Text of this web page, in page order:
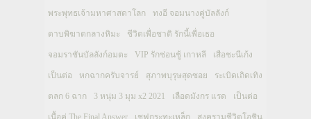
พระพุทธเจ้ามหาศาสดาโลก ทงอี จอมนางคู่บัลลังก์
ดาบพิฆาตกลางหิมะ ชีวิตเพื่อชาติ รักนี้เพื่อเธอ
จอมราชันบัลลังก์อมตะ VIP รักซ่อนชู้ เกาหลี เสือชะนีเก้ง
เป็นต่อ หกฉากครับจารย์ สุภาพบุรุษสุดซอย ระเบิดเถิดเทิง
ตลก 6 ฉาก 3 หนุ่ม 3 มุม x2 2021 เลือดมังกร แรด เป็นต่อ
เนื้อคู่ The Final Answer เชฟกระทะเหล็ก สงครามชีวิตโอชิน